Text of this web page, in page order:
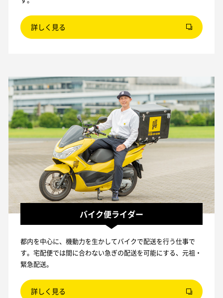
詳しく見る
バイク便ライダー
都内を中心に、機動力を生かしてバイクで配送を行う仕事で
す。宅配便では間に合わない急ぎの配送を可能にする、元祖・
緊急配送。
詳しく見る